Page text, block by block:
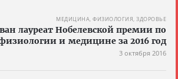
МЕДИЦИНА, ФИЗИОЛОГИЯ, ЗДОРОВЬЕ
лауреат Нобелевской премии по
и медицине за 2016 год
3 октября 2016